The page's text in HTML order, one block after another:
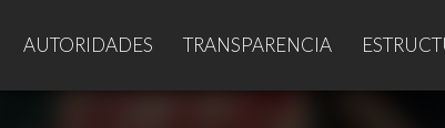
AUTORIDADES TRANSPARENCIA